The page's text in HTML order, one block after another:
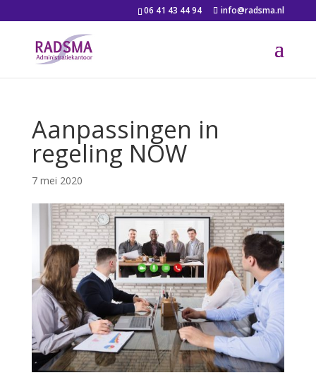
06 41 43 44 94 info@radsma.nl
Aanpassingen in
regeling NOW
7 mei 2020